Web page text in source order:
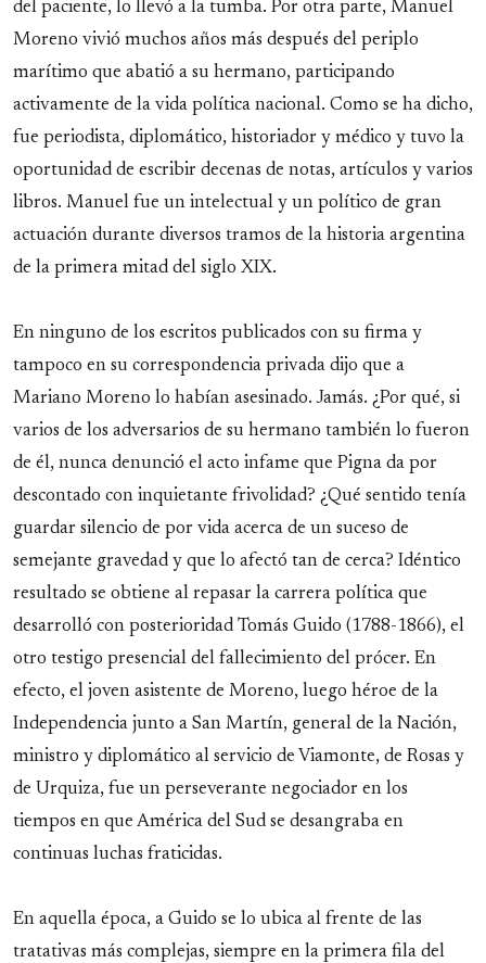
del paciente, lo llevó a la tumba. Por otra parte, Manuel
Moreno vivió muchos años más después del periplo
marítimo que abatió a su hermano, participando
activamente de la vida política nacional. Como se ha dicho,
fue periodista, diplomático, historiador y médico y tuvo la
oportunidad de escribir decenas de notas, artículos y varios
libros. Manuel fue un intelectual y un político de gran
actuación durante diversos tramos de la historia argentina
de la primera mitad del siglo XIX.
En ninguno de los escritos publicados con su firma y
tampoco en su correspondencia privada dijo que a
Mariano Moreno lo habían asesinado. Jamás. ¿Por qué, si
varios de los adversarios de su hermano también lo fueron
de él, nunca denunció el acto infame que Pigna da por
descontado con inquietante frivolidad? ¿Qué sentido tenía
guardar silencio de por vida acerca de un suceso de
semejante gravedad y que lo afectó tan de cerca? Idéntico
resultado se obtiene al repasar la carrera política que
desarrolló con posterioridad Tomás Guido (1788-1866), el
otro testigo presencial del fallecimiento del prócer. En
efecto, el joven asistente de Moreno, luego héroe de la
Independencia junto a San Martín, general de la Nación,
ministro y diplomático al servicio de Viamonte, de Rosas y
de Urquiza, fue un perseverante negociador en los
tiempos en que América del Sud se desangraba en
continuas luchas fraticidas.
En aquella época, a Guido se lo ubica al frente de las
tratativas más complejas, siempre en la primera fila del